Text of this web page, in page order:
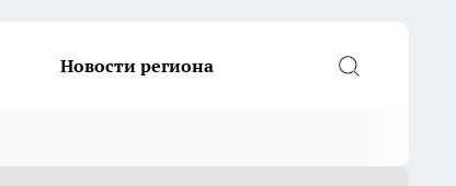
Новости региона